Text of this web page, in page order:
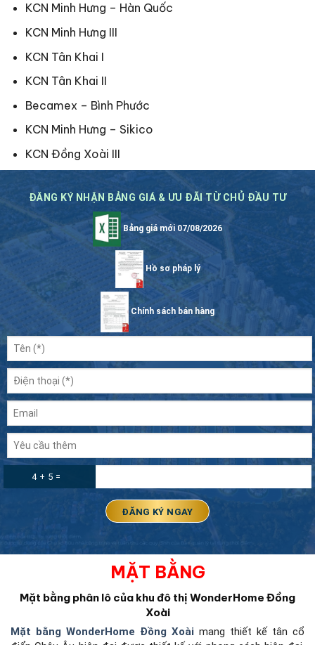
KCN Minh Hưng – Hàn Quốc
KCN Minh Hưng III
KCN Tân Khai I
KCN Tân Khai II
Becamex – Bình Phước
KCN Minh Hưng – Sikico
KCN Đồng Xoài III
ĐĂNG KÝ NHẬN BẢNG GIÁ & ƯU ĐÃI TỪ CHỦ ĐẦU TƯ
Bảng giá mới 07/08/2026
Hồ sơ pháp lý
Chính sách bán hàng
4 + 5 =
MẶT BẰNG
Mặt bằng phân lô của khu đô thị WonderHome Đồng
Xoài
Mặt bằng WonderHome Đồng Xoài mang thiết kế tân cổ